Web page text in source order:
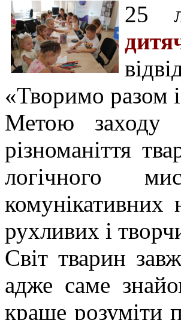
25
«Творимо разом
Метою заходу
різноманіття
логічного
комунікативних
рухливих і
Світ тварин
адже саме
краще розуміти